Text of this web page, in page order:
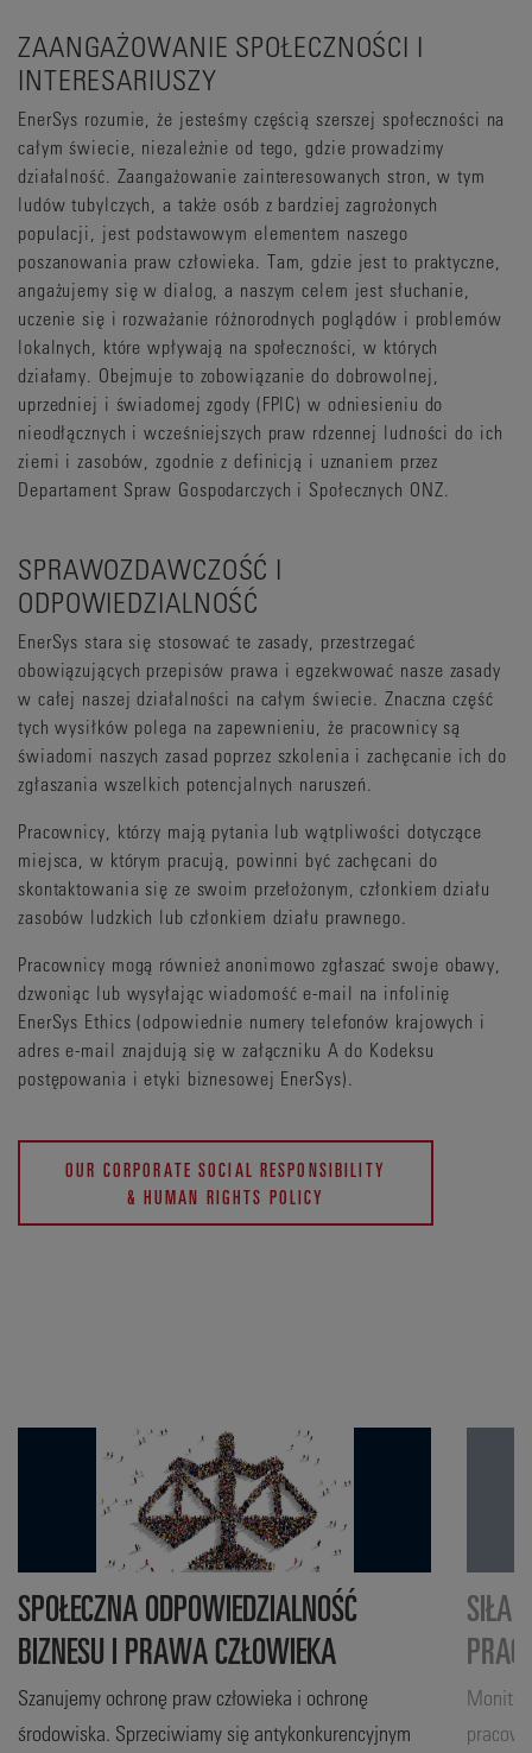
ZAANGAŻOWANIE SPOŁECZNOŚCI I
INTERESARIUSZY
EnerSys rozumie, że jesteśmy częścią szerszej społeczności na
całym świecie, niezależnie od tego, gdzie prowadzimy
działalność. Zaangażowanie zainteresowanych stron, w tym
ludów tubylczych, a także osób z bardziej zagrożonych
populacji, jest podstawowym elementem naszego
poszanowania praw człowieka. Tam, gdzie jest to praktyczne,
angażujemy się w dialog, a naszym celem jest słuchanie,
uczenie się i rozważanie różnorodnych poglądów i problemów
lokalnych, które wpływają na społeczności, w których
działamy. Obejmuje to zobowiązanie do dobrowolnej,
uprzedniej i świadomej zgody (FPIC) w odniesieniu do
nieodłącznych i wcześniejszych praw rdzennej ludności do ich
ziemi i zasobów, zgodnie z definicją i uznaniem przez
Departament Spraw Gospodarczych i Społecznych ONZ.
SPRAWOZDAWCZOŚĆ I
ODPOWIEDZIALNOŚĆ
EnerSys stara się stosować te zasady, przestrzegać
obowiązujących przepisów prawa i egzekwować nasze zasady
w całej naszej działalności na całym świecie. Znaczna część
tych wysiłków polega na zapewnieniu, że pracownicy są
świadomi naszych zasad poprzez szkolenia i zachęcanie ich do
zgłaszania wszelkich potencjalnych naruszeń.
Pracownicy, którzy mają pytania lub wątpliwości dotyczące
miejsca, w którym pracują, powinni być zachęcani do
skontaktowania się ze swoim przełożonym, członkiem działu
zasobów ludzkich lub członkiem działu prawnego.
Pracownicy mogą również anonimowo zgłaszać swoje obawy,
dzwoniąc lub wysyłając wiadomość e-mail na infolinię
EnerSys Ethics (odpowiednie numery telefonów krajowych i
adres e-mail znajdują się w załączniku A do Kodeksu
postępowania i etyki biznesowej EnerSys).
OUR CORPORATE SOCIAL RESPONSIBILITY
& HUMAN RIGHTS POLICY
SPOŁECZNA ODPOWIEDZIALNOŚĆ
BIZNESU I PRAWA CZŁOWIEKA
Szanujemy ochronę praw człowieka i ochronę
środowiska. Sprzeciwiamy się antykonkurencyjnym
SIŁA